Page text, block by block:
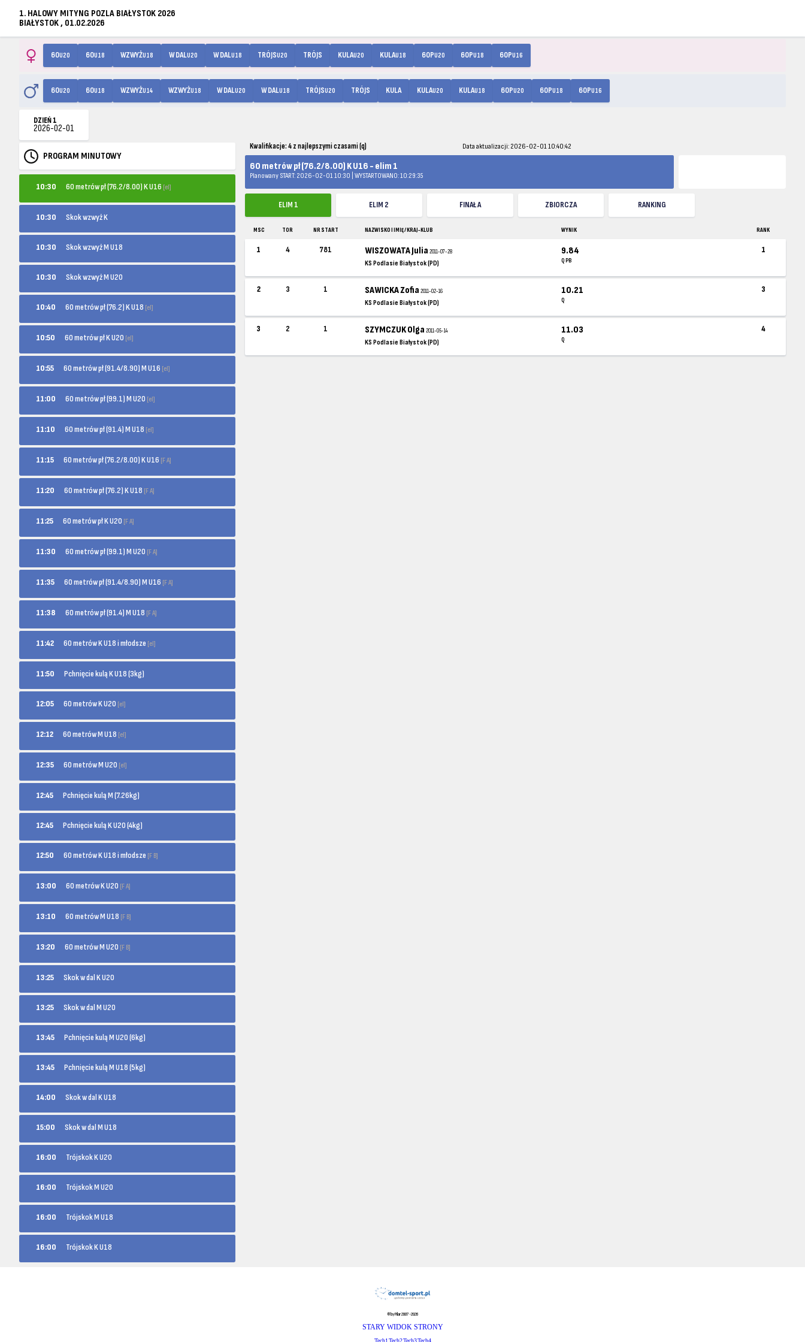
1. HALOWY MITYNG POZLA BIAŁYSTOK 2026
BIAŁYSTOK , 01.02.2026
60U20 60U18 WZWYŻU18 W DALU20 W DALU18 TRÓJSU20 TRÓJS KULAU20 KULAU18 60PU20 60PU18 60PU16
60U20 60U18 WZWYŻU14 WZWYŻU18 W DALU20 W DALU18 TRÓJSU20 TRÓJS KULA KULAU20 KULAU18 60PU20 60PU18 60PU16
DZIEŃ 1
2026-02-01
PROGRAM MINUTOWY
10:30 60 metrów pł (76.2/8.00) K U16 [el]
10:30 Skok wzwyż K
10:30 Skok wzwyż M U18
10:30 Skok wzwyż M U20
10:40 60 metrów pł (76.2) K U18 [el]
10:50 60 metrów pł K U20 [el]
10:55 60 metrów pł (91.4/8.90) M U16 [el]
11:00 60 metrów pł (99.1) M U20 [el]
11:10 60 metrów pł (91.4) M U18 [el]
11:15 60 metrów pł (76.2/8.00) K U16 [F A]
11:20 60 metrów pł (76.2) K U18 [F A]
11:25 60 metrów pł K U20 [F A]
11:30 60 metrów pł (99.1) M U20 [F A]
11:35 60 metrów pł (91.4/8.90) M U16 [F A]
11:38 60 metrów pł (91.4) M U18 [F A]
11:42 60 metrów K U18 i młodsze [el]
11:50 Pchnięcie kulą K U18 (3kg)
12:05 60 metrów K U20 [el]
12:12 60 metrów M U18 [el]
12:35 60 metrów M U20 [el]
12:45 Pchnięcie kulą M (7.26kg)
12:45 Pchnięcie kulą K U20 (4kg)
12:50 60 metrów K U18 i młodsze [F B]
13:00 60 metrów K U20 [F A]
13:10 60 metrów M U18 [F B]
13:20 60 metrów M U20 [F B]
13:25 Skok w dal K U20
13:25 Skok w dal M U20
13:45 Pchnięcie kulą M U20 (6kg)
13:45 Pchnięcie kulą M U18 (5kg)
14:00 Skok w dal K U18
15:00 Skok w dal M U18
16:00 Trójskok K U20
16:00 Trójskok M U20
16:00 Trójskok M U18
16:00 Trójskok K U18
Kwalifikacje: 4 z najlepszymi czasami (q) Data aktualizacji: 2026-02-01 10:40:42
60 metrów pł (76.2/8.00) K U16 - elim 1
Planowany START: 2026-02-01 10:30 | WYSTARTOWANO: 10:29:35
ELIM 1 ELIM 2 FINAŁ A ZBIORCZA RANKING
MSC TOR NR START NAZWISKO I IMIĘ / KRAJ-KLUB WYNIK RANK
1 4 781 WISZOWATA Julia2011-07-28
KS Podlasie Białystok (PD)
9.84
Q PB
1
2 3 1 SAWICKA Zofia2011-02-16
KS Podlasie Białystok (PD)
10.21
Q
3
3 2 1 SZYMCZUK Olga2011-05-14
KS Podlasie Białystok (PD)
11.03
Q
4
© by Pilar 2007-2026
STARY WIDOK STRONY